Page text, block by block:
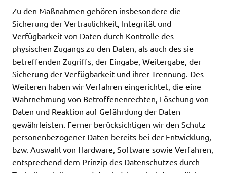
Zu den Maßnahmen gehören insbesondere die
Sicherung der Vertraulichkeit, Integrität und
Verfügbarkeit von Daten durch Kontrolle des
physischen Zugangs zu den Daten, als auch des sie
betreffenden Zugriffs, der Eingabe, Weitergabe, der
Sicherung der Verfügbarkeit und ihrer Trennung. Des
Weiteren haben wir Verfahren eingerichtet, die eine
Wahrnehmung von Betroffenenrechten, Löschung von
Daten und Reaktion auf Gefährdung der Daten
gewährleisten. Ferner berücksichtigen wir den Schutz
personenbezogener Daten bereits bei der Entwicklung,
bzw. Auswahl von Hardware, Software sowie Verfahren,
entsprechend dem Prinzip des Datenschutzes durch